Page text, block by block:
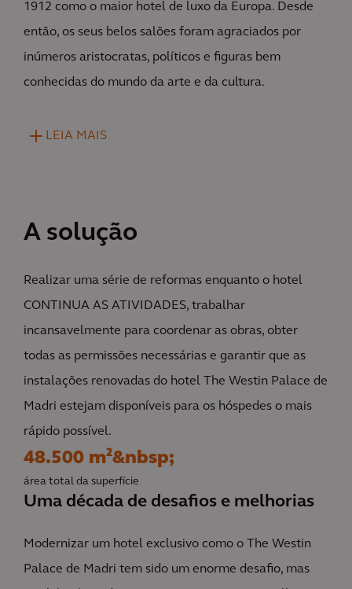
1912 como o maior hotel de luxo da Europa. Desde
então, os seus belos salões foram agraciados por
inúmeros aristocratas, políticos e figuras bem
conhecidas do mundo da arte e da cultura.
LEIA MAIS
A solução
Realizar uma série de reformas enquanto o hotel
CONTINUA AS ATIVIDADES, trabalhar
incansavelmente para coordenar as obras, obter
todas as permissões necessárias e garantir que as
instalações renovadas do hotel The Westin Palace de
Madri estejam disponíveis para os hóspedes o mais
rápido possível.
48.500 m²&nbsp;
área total da superfície
Uma década de desafios e melhorias
Modernizar um hotel exclusivo como o The Westin
Palace de Madri tem sido um enorme desafio, mas